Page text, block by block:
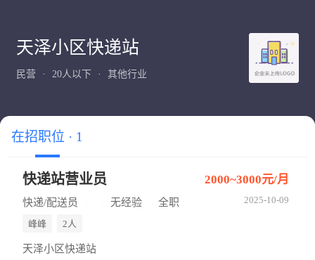
天泽小区快递站
民营 20人以下 其他行业
在招职位 · 1
快递站营业员
2025-10-09
2000~3000元/月
快递/配送员 无经验 全职
峰峰 2人
天泽小区快递站